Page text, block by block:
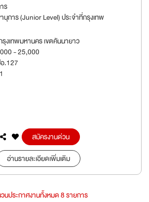
ร
านุการ (Junior Level) ประจำที่กรุงเทพ
รุงเทพมหานคร เขตคันนายาว
- 25,000
.127
สมัครงานด่วน
อ่านรายละเอียดเพิ่มเติม
นประกาศงานทั้งหมด 8 รายการ